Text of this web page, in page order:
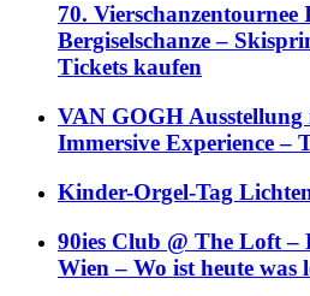
70.
Bergiselschanze –
Tickets kaufen
VAN GOGH
Immersive Experience –
Kinder-Orgel-Tag
90ies Club @ The Loft
Wien – Wo ist heute was